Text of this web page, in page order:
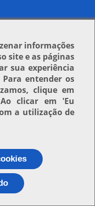
informações
site e as páginas
sua experiência
entender os
clique em
clicar em 'Eu
a utilização de